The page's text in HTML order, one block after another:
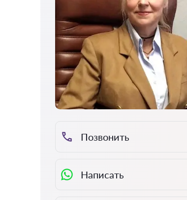
Позвонить
Написать